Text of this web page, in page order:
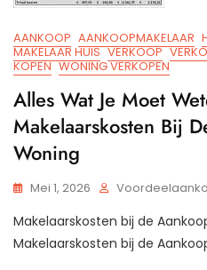
AANKOOP AANKOOPMAKELAAR
MAKELAAR HUIS VERKOOP
KOPEN WONING VERKOPEN
Alles Wat Je Moet
Makelaarskosten Bij
Woning
Mei 1, 2026
Makelaarskosten bij de
Makelaarskosten bij de